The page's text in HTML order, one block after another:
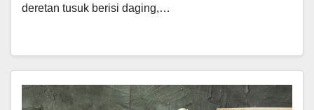
deretan tusuk berisi daging,…